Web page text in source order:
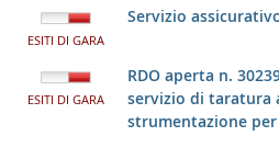
ESITI DI GARA
Servizio
ESITI DI GARA
RDO aperta n.
servizio di taratura
strumentazione